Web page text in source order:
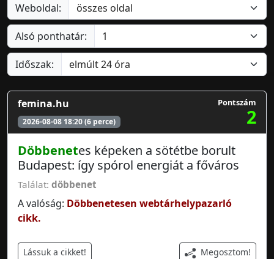
Weboldal:
Alsó ponthatár:
Időszak:
femina.hu
2026-08-08 18:20 (6 perce)
Pontszám
2
Döbbenetes képeken a sötétbe borult
Budapest: így spórol energiát a főváros
Találat: döbbenet
A valóság: Döbbenetesen webtárhelypazarló
cikk.
Lássuk a cikket! Megosztom!